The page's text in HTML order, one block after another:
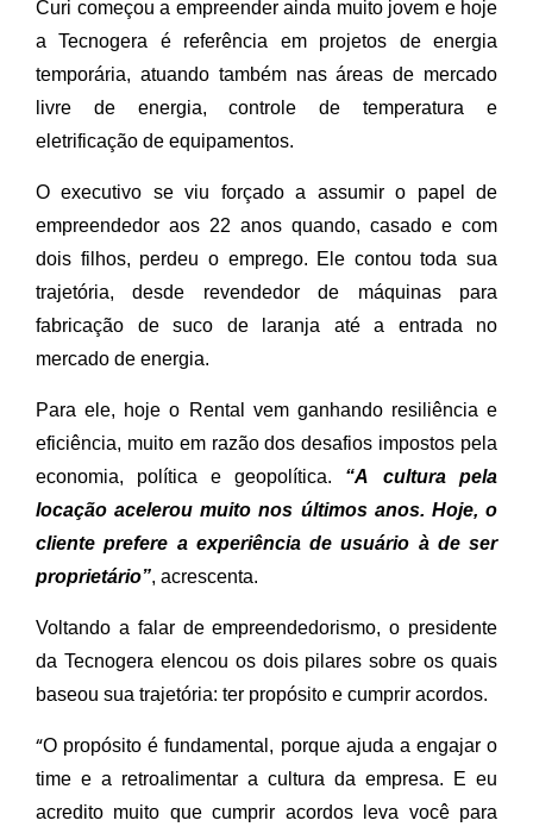
Curi começou a empreender ainda muito jovem e hoje
a Tecnogera é referência em projetos de energia
temporária, atuando também nas áreas de mercado
livre de energia, controle de temperatura e
eletrificação de equipamentos.
O executivo se viu forçado a assumir o papel de
empreendedor aos 22 anos quando, casado e com
dois filhos, perdeu o emprego. Ele contou toda sua
trajetória, desde revendedor de máquinas para
fabricação de suco de laranja até a entrada no
mercado de energia.
Para ele, hoje o Rental vem ganhando resiliência e
eficiência, muito em razão dos desafios impostos pela
economia, política e geopolítica. “A cultura pela
locação acelerou muito nos últimos anos. Hoje, o
cliente prefere a experiência de usuário à de ser
proprietário”, acrescenta.
Voltando a falar de empreendedorismo, o presidente
da Tecnogera elencou os dois pilares sobre os quais
baseou sua trajetória: ter propósito e cumprir acordos.
“O propósito é fundamental, porque ajuda a engajar o
time e a retroalimentar a cultura da empresa. E eu
acredito muito que cumprir acordos leva você para